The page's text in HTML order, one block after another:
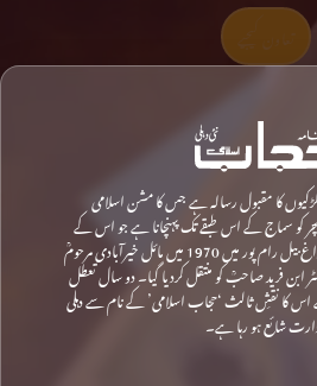
لڑکیوں کا مقبول رسالہ ہے جس کا مشن اسلامی
کو سماج کے اس طبقے تک پہنچانا ہے جو اس کے
نصف کی نمائندہ ہے۔ حجاب کی داغ بیل رام پور میں 1970 میں مائل خیرآبادی مرحومؒ
جسے 1996 میں ڈاکٹر ابن فرید صاحبؒ کو منتقل کردیا گیا۔ دو سال تعطل
کے بعد نومبر 2003 سے اس کا نقشِ ثالث ‘حجاب اسلامی’ کے نام سے دہلی
شائع ہو رہا ہے۔